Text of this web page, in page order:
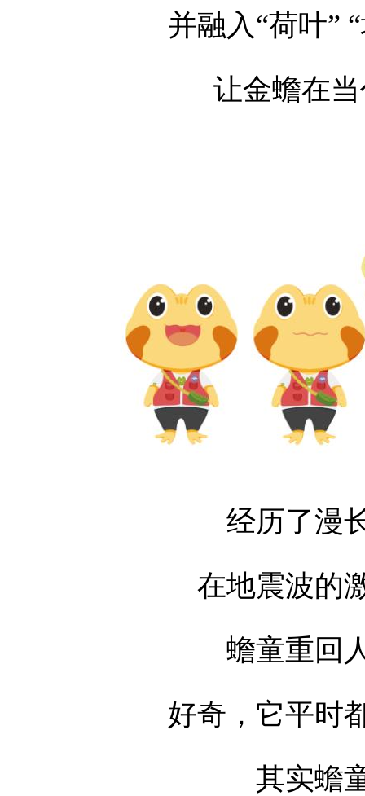
并融入“荷叶”
让金蟾在
经历了漫
在地震波的
蟾童重回
好奇，它平时
其实蟾